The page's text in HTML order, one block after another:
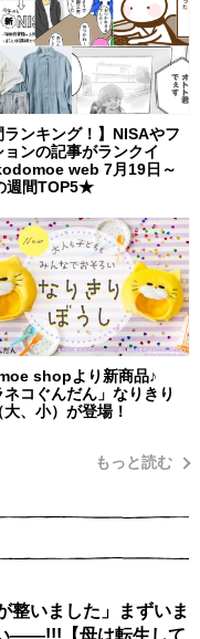
ランキング！】NISAやフ
ョンの記事がランクイ
web 7月19日～
週間TOP5★
shopより新商品♪
ネコぐんだん」なりきり
、小）が登場！
もっと読む
整いました」まずいま